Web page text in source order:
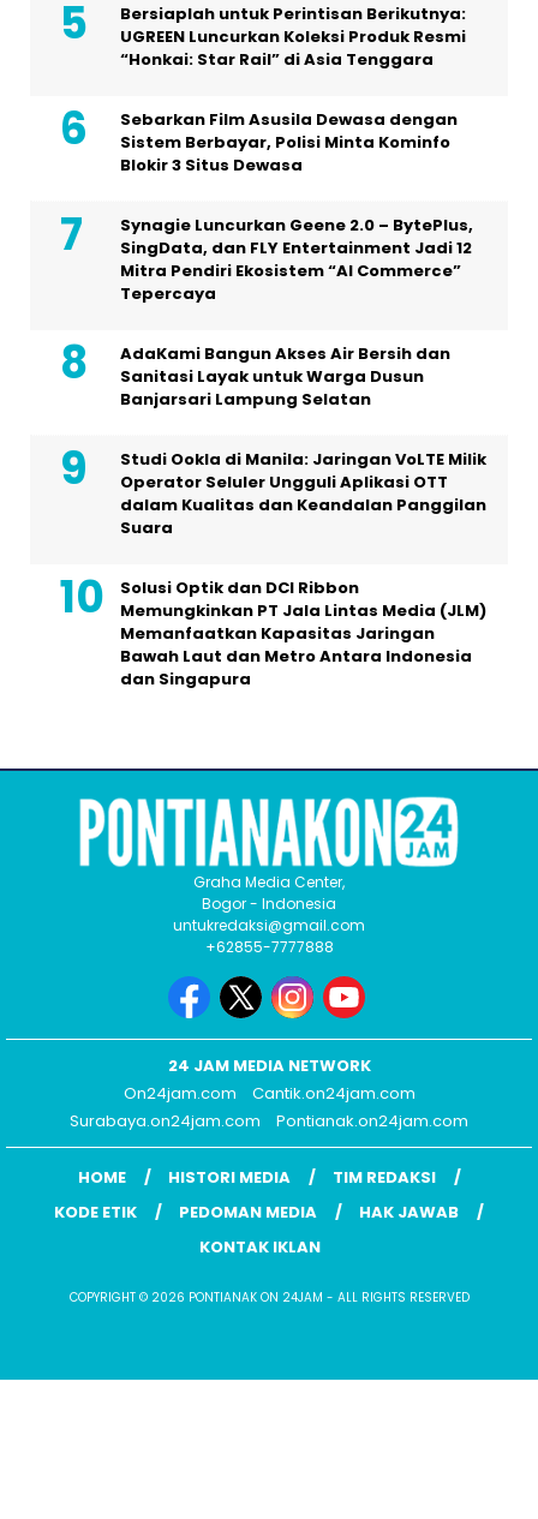
Bersiaplah untuk Perintisan Berikutnya:
UGREEN Luncurkan Koleksi Produk Resmi
“Honkai: Star Rail” di Asia Tenggara
Sebarkan Film Asusila Dewasa dengan
Sistem Berbayar, Polisi Minta Kominfo
Blokir 3 Situs Dewasa
Synagie Luncurkan Geene 2.0 – BytePlus,
SingData, dan FLY Entertainment Jadi 12
Mitra Pendiri Ekosistem “AI Commerce”
Tepercaya
AdaKami Bangun Akses Air Bersih dan
Sanitasi Layak untuk Warga Dusun
Banjarsari Lampung Selatan
Studi Ookla di Manila: Jaringan VoLTE Milik
Operator Seluler Ungguli Aplikasi OTT
dalam Kualitas dan Keandalan Panggilan
Suara
Solusi Optik dan DCI Ribbon
Memungkinkan PT Jala Lintas Media (JLM)
Memanfaatkan Kapasitas Jaringan
Bawah Laut dan Metro Antara Indonesia
dan Singapura
Graha Media Center,
Bogor - Indonesia
untukredaksi@gmail.com
+62855-7777888
24 JAM MEDIA NETWORK
On24jam.com
Cantik.on24jam.com
Surabaya.on24jam.com
Pontianak.on24jam.com
HOME HISTORI MEDIA
TIM REDAKSI
KODE ETIK
PEDOMAN MEDIA
HAK JAWAB
KONTAK IKLAN
COPYRIGHT © 2026 PONTIANAK ON 24JAM - ALL RIGHTS RESERVED